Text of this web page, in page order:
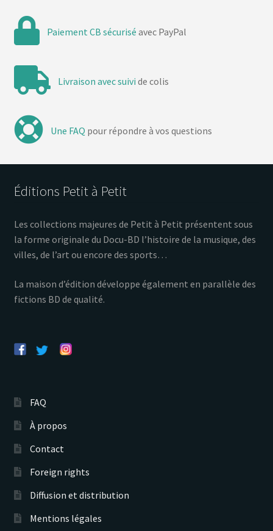
Paiement CB sécurisé avec PayPal
Livraison avec suivi de colis
Une FAQ pour répondre à vos questions
Éditions Petit à Petit
Les collections majeures de Petit à Petit présentent sous
la forme originale du Docu-BD l’histoire de la musique, des
villes, de l’art ou encore des sports…
La maison d’édition développe également en parallèle des
fictions BD de qualité.
FAQ
À propos
Contact
Foreign rights
Diffusion et distribution
Mentions légales